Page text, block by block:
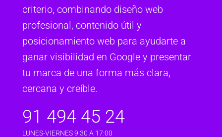
criterio, combinando diseño web
profesional, contenido útil y
posicionamiento web para ayudarte a
ganar visibilidad en Google y presentar
tu marca de una forma más clara,
cercana y creíble.
91 494 45 24
LUNES-VIERNES 9:30 A 17:00